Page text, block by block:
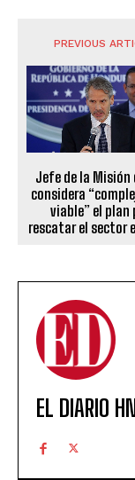
PREVIOUS
Jefe de la Misión
considera
viable” el plan
rescatar el sector
EL DIARIO